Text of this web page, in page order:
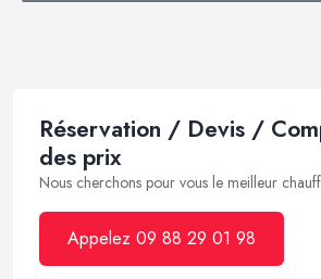
Réservation / Devis /
des prix
Nous cherchons pour vous le meilleur
Appelez 09 88 29 01 98